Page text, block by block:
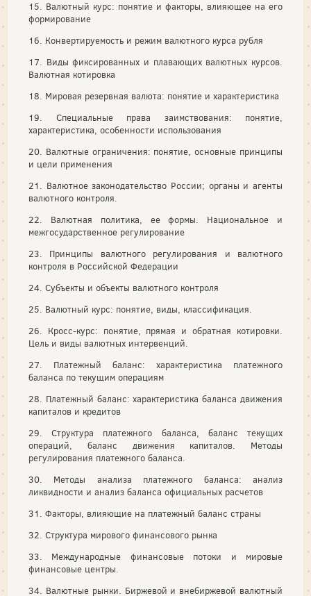
15. Валютный курс: понятие и факторы, влияющее на его
формирование
16. Конвертируемость и режим валютного курса рубля
17. Виды фиксированных и плавающих валютных курсов.
Валютная котировка
18. Мировая резервная валюта: понятие и характеристика
19. Специальные права заимствования: понятие,
характеристика, особенности использования
20. Валютные ограничения: понятие, основные принципы
и цели применения
21. Валютное законодательство России; органы и агенты
валютного контроля.
22. Валютная политика, ее формы. Национальное и
межгосударственное регулирование
23. Принципы валютного регулирования и валютного
контроля в Российской Федерации
24. Субъекты и объекты валютного контроля
25. Валютный курс: понятие, виды, классификация.
26. Кросс-курс: понятие, прямая и обратная котировки.
Цель и виды валютных интервенций.
27. Платежный баланс: характеристика платежного
баланса по текущим операциям
28. Платежный баланс: характеристика баланса движения
капиталов и кредитов
29. Структура платежного баланса, баланс текущих
операций, баланс движения капиталов. Методы
регулирования платежного баланса.
30. Методы анализа платежного баланса: анализ
ликвидности и анализ баланса официальных расчетов
31. Факторы, влияющие на платежный баланс страны
32. Структура мирового финансового рынка
33. Международные финансовые потоки и мировые
финансовые центры.
34. Валютные рынки. Биржевой и внебиржевой валютный